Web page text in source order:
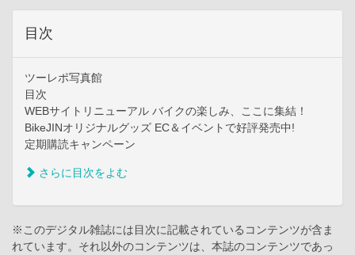
目次
ツーレポ写真館
目次
WEBサイトリニューアル バイクの楽しみ、ここに集結！
BikeJINオリジナルグッズ EC＆イベントで好評発売中!
定期購読キャンペーン
さらに目次をよむ
※このデジタル雑誌には目次に記載されているコンテンツが含ま
れています。それ以外のコンテンツは、本誌のコンテンツであっ